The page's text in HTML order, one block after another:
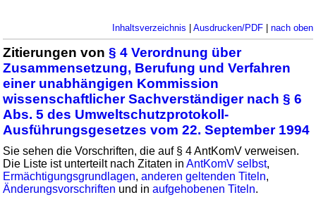
Inhaltsverzeichnis | Ausdrucken/PDF| nach oben
Zitierungen von§ 4 Verordnung über
Zusammensetzung, Berufung und Verfahren
einer unabhängigen Kommission
wissenschaftlicher Sachverständiger nach § 6
Abs. 5 des Umweltschutzprotokoll-
Ausführungsgesetzes vom 22. September 1994
Sie sehen die Vorschriften, die auf § 4 AntKomV verweisen.
Die Liste ist unterteilt nach Zitaten inAntKomV selbst,
Ermächtigungsgrundlagen,anderen geltenden Titeln,
Änderungsvorschriften und inaufgehobenen Titeln.